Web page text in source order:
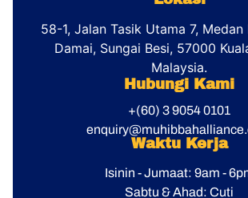
58-1, Jalan Tasik Utama 7,
Damai, Sungai Besi, 57000
Malaysia.
Hubungi Kami
+(60) 3 9054 0101
Waktu Kerja
Isinin - Jumaat: 9am -
Sabtu & Ahad: Cuti